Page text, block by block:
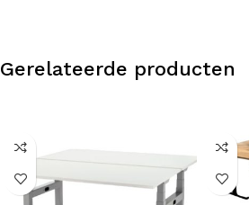
Gerelateerde producten